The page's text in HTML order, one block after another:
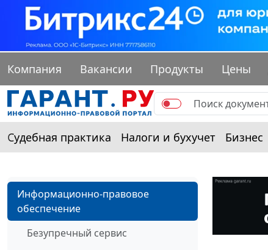
Компания Вакансии Продукты Цены
Судебная практика Налоги и бухучет Бизнес
Информационно-правовое
обеспечение
Безупречный сервис